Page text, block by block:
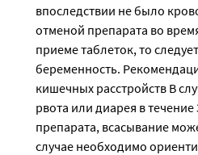
впоследствии не было
отменой препарата во
приеме таблеток, то
беременность.
кишечных расстройств В
рвота или диарея в
препарата, всасывание
случае необходимо